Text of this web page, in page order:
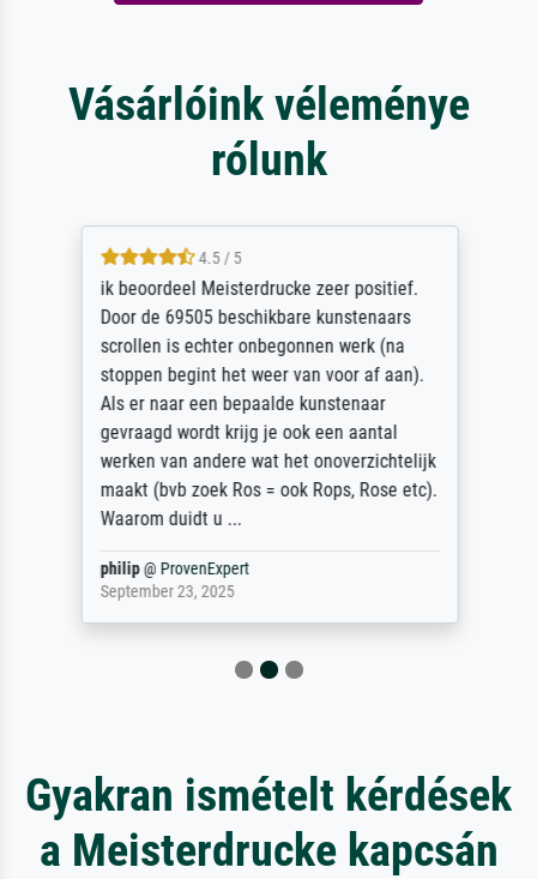
Vásárlóink véleménye
rólunk
4.5 / 5
ik beoordeel Meisterdrucke zeer positief.
Door de 69505 beschikbare kunstenaars
scrollen is echter onbegonnen werk (na
stoppen begint het weer van voor af aan).
Als er naar een bepaalde kunstenaar
gevraagd wordt krijg je ook een aantal
werken van andere wat het onoverzichtelijk
maakt (bvb zoek Ros = ook Rops, Rose etc).
Waarom duidt u ...
philip@ ProvenExpert
September 23, 2025
Gyakran ismételt kérdések
a Meisterdrucke kapcsán